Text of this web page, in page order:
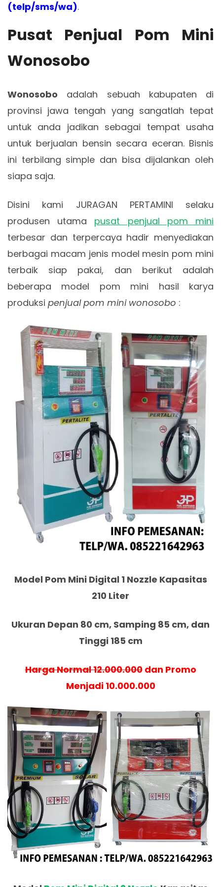
(telp/sms/wa).
Pusat Penjual Pom Mini
Wonosobo
Wonosobo adalah sebuah kabupaten di
provinsi jawa tengah yang sangatlah tepat
untuk anda jadikan sebagai tempat usaha
untuk berjualan bensin secara eceran. Bisnis
ini terbilang simple dan bisa dijalankan oleh
siapa saja.
Disini kami JURAGAN PERTAMINI selaku
produsen utama pusat penjual pom mini
terbesar dan terpercaya hadir menyediakan
berbagai macam jenis model mesin pom mini
terbaik siap pakai, dan berikut adalah
beberapa model pom mini hasil karya
produksi penjual pom mini wonosobo :
Model Pom Mini Digital 1 Nozzle Kapasitas
210 Liter
Ukuran Depan 80 cm, Samping 85 cm, dan
Tinggi 185 cm
Harga Normal 12.000.000dan Promo
Menjadi 10.000.000